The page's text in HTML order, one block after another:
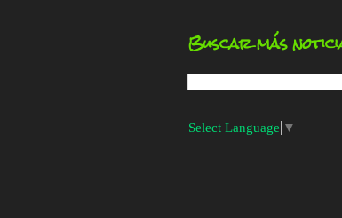
Buscar más
Select Language ▼